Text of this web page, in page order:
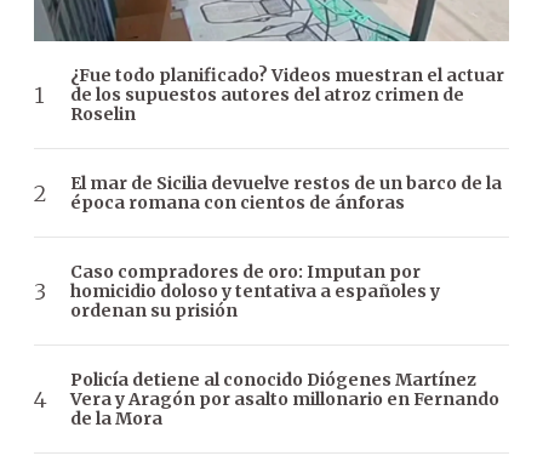
¿Fue todo planificado? Videos muestran el actuar
de los supuestos autores del atroz crimen de
Roselin
El mar de Sicilia devuelve restos de un barco de la
época romana con cientos de ánforas
Caso compradores de oro: Imputan por
homicidio doloso y tentativa a españoles y
ordenan su prisión
Policía detiene al conocido Diógenes Martínez
Vera y Aragón por asalto millonario en Fernando
de la Mora